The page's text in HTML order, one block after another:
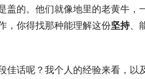
盖的。他们就像地里的老黄牛，
，你得找那种能理解这份坚持、
佳话呢？我个人的经验来看，以